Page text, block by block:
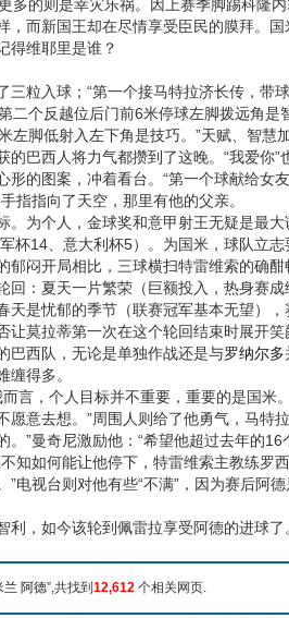
多的则是幸灾乐祸。因上赛季脚踢科隆
，而新国王却在尽情享受臣民的膜拜。国
得维耶里是谁？
粒入球；“第一个接马特拉济长传，带
二个反越位后门前6米停球左脚拨远角是
左脚低射入左下角是技巧。”天赋、智慧
的巴西人将力气都攒到了这晚。“我爱你”
形的图案，冲着看台。“第一个球献给女
指指向了天空，那里有他的父亲。
为个人，金球奖和意甲射王无疑是最大
杯14、意大利杯5）。为国米，球队立
郁闷开局相比，三球横扫特雷维索的确酣
回：夏天一片繁荣（巨额投入，热身赛
天是忧郁的季节（联赛冠军基本无望）
让莫拉蒂第一次在这个轮回结束时展开
巴西队，无论是单独作战还是与罗纳尔多
缠得多。
，个人目标并不重要，重要的是国米
愿意去想。”周围人则给了他勇气，马特
。”曼奇尼激励他：“希望他超过去年的
知如何能让他停下，特雷维索主教练罗
电视台则对他有些“不满”，因为赛后阿德
，如今该轮到佩雷拉享受阿德的进球了
兰 阿德”,共找到 12,612 个相关网页.